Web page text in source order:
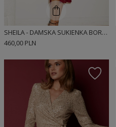
SHEILA - DAMSKA SUKIENKA BORDOWA ODSŁANIAJĄCA NOGĘ MIDI 'MORTIZ'
460,00 PLN